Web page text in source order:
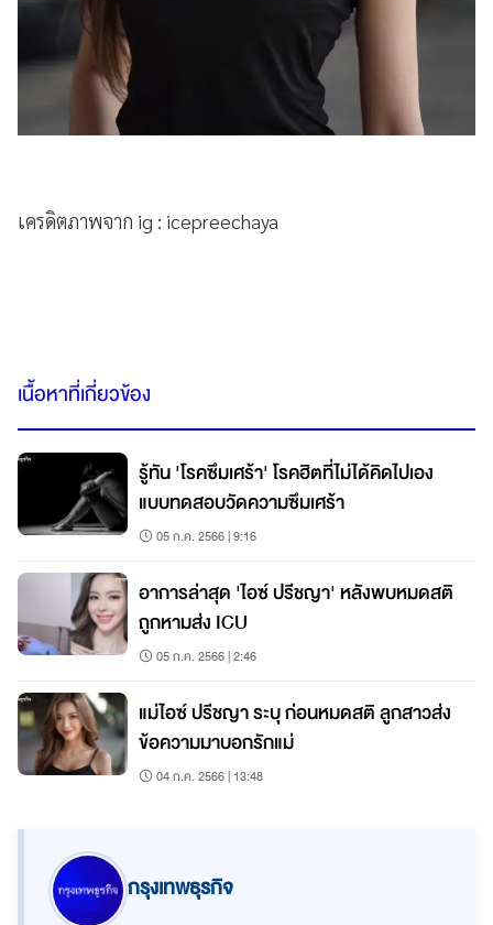
เครดิตภาพจาก ig : icepreechaya
เนื้อหาที่เกี่ยวข้อง
รู้ทัน 'โรคซึมเศร้า' โรคฮิตที่ไม่ได้คิดไปเอง
แบบทดสอบวัดความซึมเศร้า
05 ก.ค. 2566 | 9:16
อาการล่าสุด 'ไอซ์ ปรีชญา' หลังพบหมดสติ
ถูกหามส่ง ICU
05 ก.ค. 2566 | 2:46
แม่ไอซ์ ปรีชญา ระบุ ก่อนหมดสติ ลูกสาวส่ง
ข้อความมาบอกรักแม่
04 ก.ค. 2566 | 13:48
กรุงเทพธุรกิจ